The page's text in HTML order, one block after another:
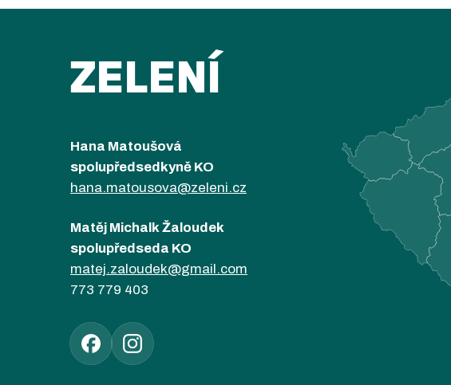
ZELENÍ
Hana Matoušová
spolupředsedkyně KO
hana.matousova@zeleni.cz
Matěj Michalk Žaloudek
spolupředseda KO
matej.zaloudek@gmail.com
773 779 403